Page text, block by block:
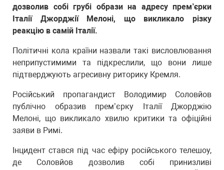
дозволив собі грубі образи на адресу прем’єрки
Італії Джорджії Мелоні, що викликало різку
реакцію в самій Італії.
Політичні кола країни назвали такі висловлювання
неприпустимими та підкреслили, що вони лише
підтверджують агресивну риторику Кремля.
Російський пропагандист Володимир Соловйов
публічно образив прем’єрку Італії Джорджію
Мелоні, що викликало хвилю критики та офіційні
заяви в Римі.
Інцидент стався під час ефіру російського телешоу,
де Соловйов дозволив собі принизливі